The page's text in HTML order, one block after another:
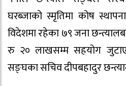
घरब्जाको स्मृतिमा कोष
विदेशमा रहेका ७९ जना
रु २० लाखसम्म सहयोग
सङ्घका सचिव दीपबहादुर